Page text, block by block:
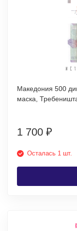
Македония 500
маска,
1 700 ₽
Осталась 1 шт.